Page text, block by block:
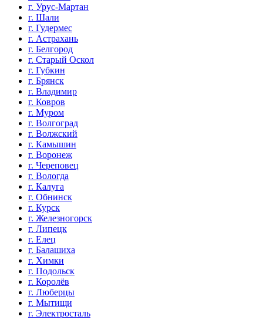
г. Урус-Мартан
г. Шали
г. Гудермес
г. Астрахань
г. Белгород
г. Старый Оскол
г. Губкин
г. Брянск
г. Владимир
г. Ковров
г. Муром
г. Волгоград
г. Волжский
г. Камышин
г. Воронеж
г. Череповец
г. Вологда
г. Калуга
г. Обнинск
г. Курск
г. Железногорск
г. Липецк
г. Елец
г. Балашиха
г. Химки
г. Подольск
г. Королёв
г. Люберцы
г. Мытищи
г. Электросталь